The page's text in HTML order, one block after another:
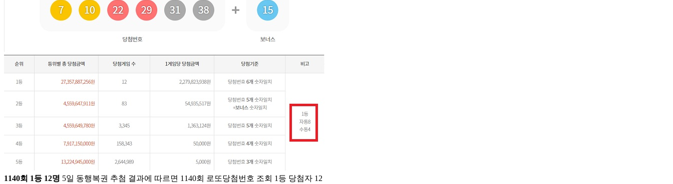
1140회 1등 12명 5일 동행복권 추첨 결과에 따르면 1140회 로또당첨번호 조회 1등 당첨자 12